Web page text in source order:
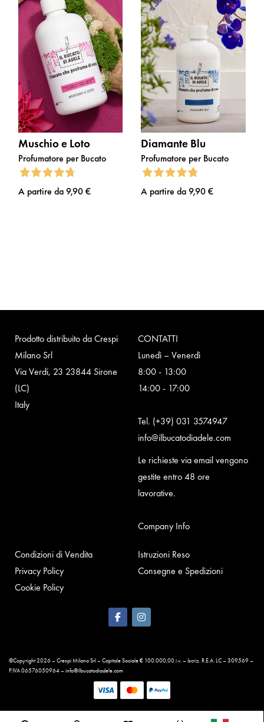
Muschio e Loto
Profumatore per Bucato
A partire da 9,90 €
Diamante Blu
Profumatore per Bucato
A partire da 9,90 €
Prodotto distribuito da Crespi
Milano Srl
Via Verdi, 23 23844 Sirone
(LC)
Italy
CONTATTI
Lunedì – Venerdì
8:00 - 13:00
14:00 - 17:00
Tel. (+39) 031 3574947
info@ilbucatodiadele.com
Le richieste via email vengono
gestite entro 48 ore
lavorative.
Company Info
Condizioni di Vendita
Privacy Policy
Cookie Policy
Istruzioni Reso
Consegne e Spedizioni
©Copyright 2026 – Crespi Milano Srl – Capitale Sociale € 100.000,00 i.v. – Iscriz. R.E.A. LC – 309569 –
P.IVA 06576050964 – info@ilbucatodiadele.com